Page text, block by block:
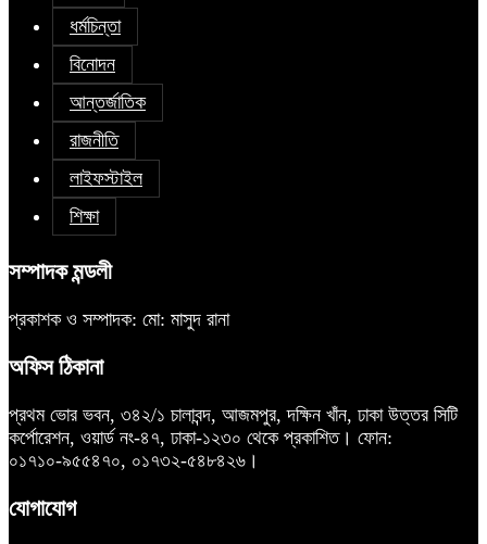
ধর্মচিন্তা
বিনোদন
আন্তর্জাতিক
রাজনীতি
লাইফস্টাইল
শিক্ষা
সম্পাদক মন্ডলী
প্রকাশক ও সম্পাদক: মো: মাসুদ রানা
অফিস ঠিকানা
প্রথম ভোর ভবন, ৩৪২/১ চালাবন্দ, আজমপুর, দক্ষিন খাঁন, ঢাকা উত্তর সিটি
কর্পোরেশন, ওয়ার্ড নং-৪৭, ঢাকা-১২৩০ থেকে প্রকাশিত। ফোন:
০১৭১০-৯৫৫৪৭০, ০১৭৩২-৫৪৮৪২৬।
যোগাযোগ